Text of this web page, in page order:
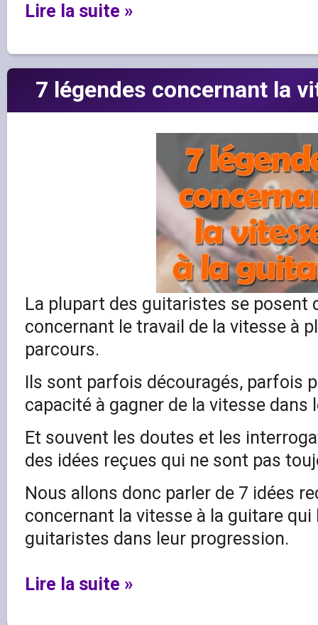
Lire la suite »
7 légendes concernant la
La plupart des guitaristes se posent
concernant le travail de la vitesse à
parcours.
Ils sont parfois découragés, parfois
capacité à gagner de la vitesse dans
Et souvent les doutes et les
des idées reçues qui ne sont pas
Nous allons donc parler de 7 idées
concernant la vitesse à la guitare
guitaristes dans leur progression.
Lire la suite »